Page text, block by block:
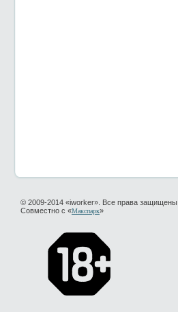
© 2009-2014 «iworker». Все права защищены
Совместно с «Макспарк»